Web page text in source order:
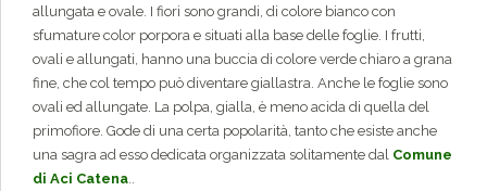
a
78,30€
allungata e ovale. I fiori sono grandi, di colore bianco con
sfumature color porpora e situati alla base delle foglie. I frutti,
ovali e allungati, hanno una buccia di colore verde chiaro a grana
fine, che col tempo può diventare giallastra. Anche le foglie sono
ovali ed allungate. La polpa, gialla, è meno acida di quella del
primofiore. Gode di una certa popolarità, tanto che esiste anche
una sagra ad esso dedicata organizzata solitamente dal Comune
di Aci Catena